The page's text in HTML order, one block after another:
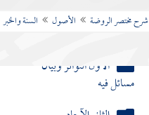
شرح مختصر الروضة الأصول السنة والخبر
أقسام الخبر
مسائل فيه
الثاني الآحاد